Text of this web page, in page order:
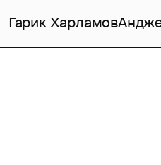
Гарик Харламов